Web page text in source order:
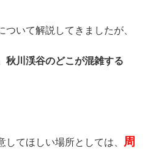
いて解説してきましたが、
秋川渓谷のどこが混雑する
てほしい場所としては、
周